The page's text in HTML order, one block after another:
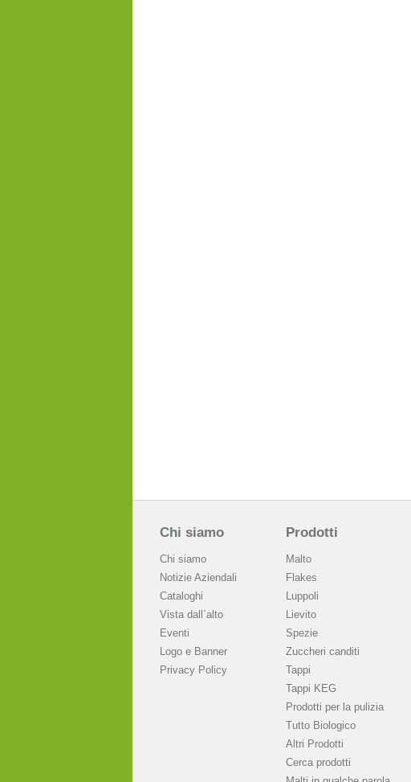
Chi siamo
Chi siamo
Notizie Aziendali
Cataloghi
Vista dall`alto
Eventi
Logo e Banner
Privacy Policy
Prodotti
Malto
Flakes
Luppoli
Lievito
Spezie
Zuccheri canditi
Tappi
Tappi KEG
Prodotti per la pulizia
Tutto Biologico
Altri Prodotti
Cerca prodotti